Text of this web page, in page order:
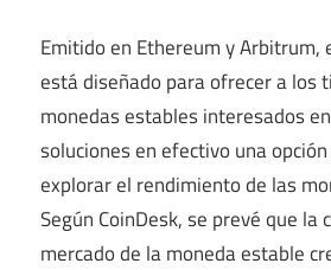
Emitido en Ethereum y Arbitrum,
está diseñado para ofrecer a los
monedas estables interesados
soluciones en efectivo una
explorar el rendimiento de las
Según CoinDesk, se prevé que la
mercado de la moneda estable